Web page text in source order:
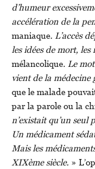
d’humeur
accélération de la
maniaque. L’accès
les idées de mort, les
mélancolique. Le mot
vient de la médecine
que le malade
par la parole ou la
n’existait qu’un seul
Un médicament
Mais les
XIXème siècle. »